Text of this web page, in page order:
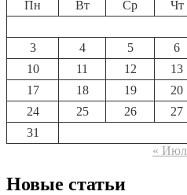
Пн Вт Ср Чт
3
4 5 6
10
11 12 13
17
18 19 20
24
25 26 27
31
« Июл
Новые статьи